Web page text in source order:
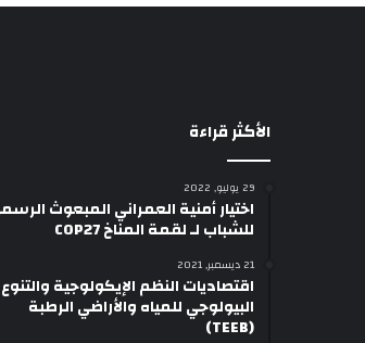
الأكثر قراءة
29 يوليو, 2022
اختيار أمنية العمراني المبعوث
للشباب لـ لقمة المناخ COP27
21 ديسمبر, 2021
اقتصاديات النظم الإيكولوجية والتنوع
البيولوجي للمياه والأراضي الرطبة
(TEEB)